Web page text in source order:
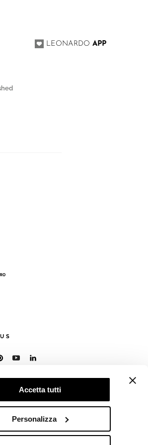
Accetta tutti
Personalizza
LEONARDOAPP
BO 00286900378
Cookie policy—Preferenze